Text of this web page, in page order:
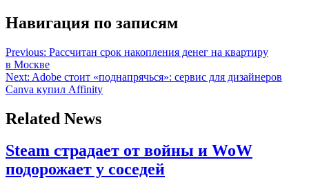
Навигация по записям
Previous: Рассчитан срок накопления денег на квартиру
в Москве
Next: Adobe стоит «поднапрячься»: сервис для дизайнеров
Canva купил Affinity
Related News
Steam страдает от войны и WoW
подорожает у соседей